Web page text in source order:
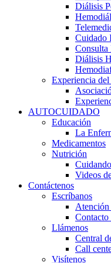
Diálisis
Cuidado
Consulta
Diálisis
Experiencia del
AUTOCUIDADO
Educación
La
Medicamentos
Nutrición
Videos
Contáctenos
Escríbanos
Atención
Contacto
Llámenos
Central
Call
Visítenos